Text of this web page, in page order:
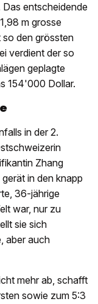
Das entscheidende
m grosse
so den grössten
verdient der so
geplagte
154'000 Dollar.
in der 2.
Zhang
in den knapp
36-jährige
war, nur zu
sie sich
aber auch
mehr ab, schafft
sowie zum 5:3